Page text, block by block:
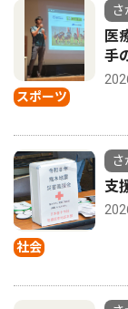
スポーツ
医
手
社会
支